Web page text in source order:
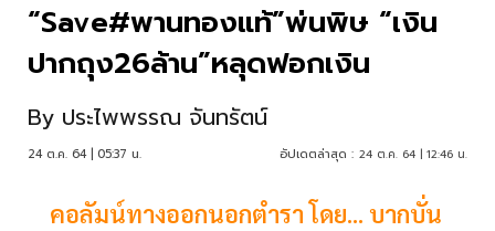
“Save#พานทองแท้”พ่นพิษ “เงิน
ปากถุง26ล้าน”หลุดฟอกเงิน
By ประไพพรรณ จันทรัตน์
24 ต.ค. 64 | 05:37 น. อัปเดตล่าสุด : 24 ต.ค. 64 | 12:46 น.
คอลัมน์ทางออกนอกตำรา โดย... บากบั่น